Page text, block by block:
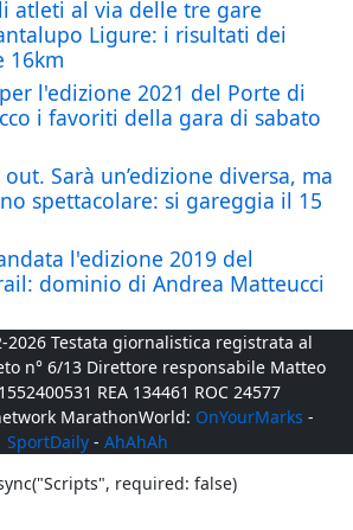
atleti al via delle tre gare
Ligure: i risultati dei
16km
l'edizione 2021 del Porte di
i favoriti della gara di sabato
Sarà un’edizione diversa, ma
spettacolare: si gareggia il 15
l'edizione 2019 del
dominio di Andrea Matteucci
Testata giornalistica registrata al
n° 6/13 Direttore responsabile Matteo
REA 134461 ROC 24577
MarathonWorld: OnYourMarks -
SportDaily - AhAhAh
required: false)